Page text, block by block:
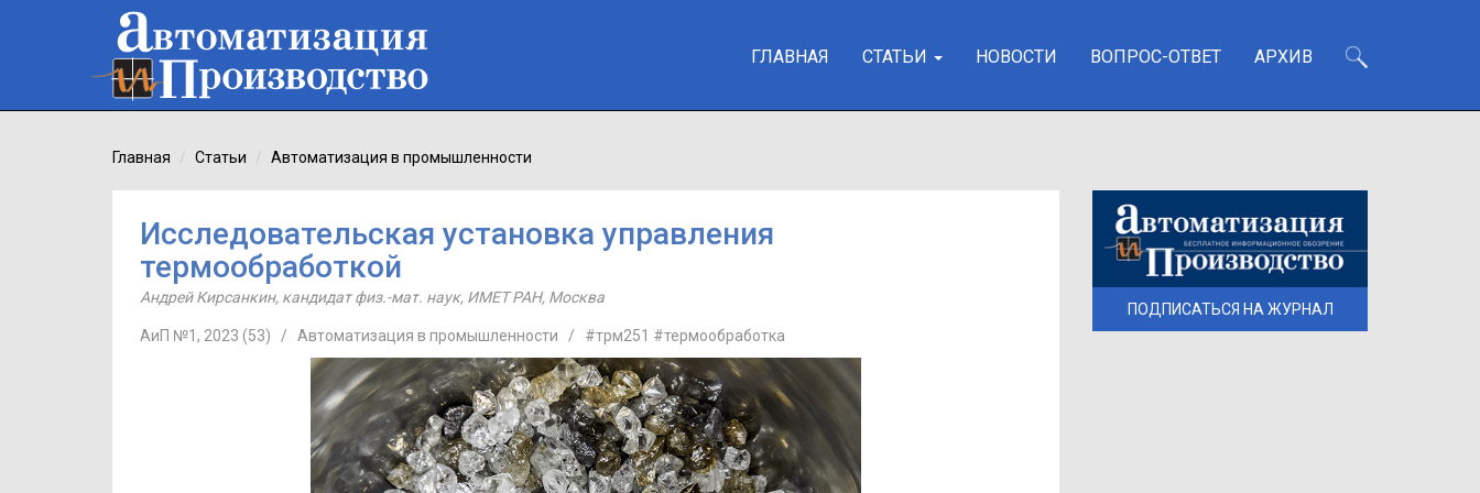
ГЛАВНАЯ СТАТЬИ НОВОСТИ ВОПРОС-ОТВЕТ АРХИВ
Главная Статьи Автоматизация в промышленности
ПОДПИСАТЬСЯ НА ЖУРНАЛ
Исследовательская установка управления
термообработкой
Андрей Кирсанкин, кандидат физ.-мат. наук, ИМЕТ РАН, Москва
АиП №1, 2023 (53) / Автоматизация в промышленности / #трм251 #термообработка